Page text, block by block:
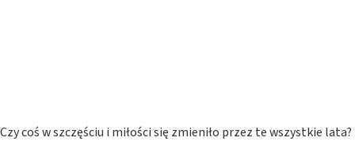
Czy coś w szczęściu i miłości się zmieniło przez te wszystkie lata?